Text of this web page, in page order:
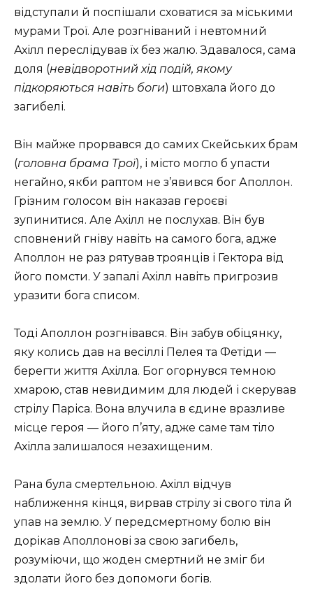
відступали й поспішали сховатися за міськими
мурами Трої. Але розгніваний і невтомний
Ахілл переслідував їх без жалю. Здавалося, сама
доля (невідворотний хід подій, якому
підкоряються навіть боги) штовхала його до
загибелі.
Він майже прорвався до самих Скейських брам
(головна брама Трої), і місто могло б упасти
негайно, якби раптом не з’явився бог Аполлон.
Грізним голосом він наказав героєві
зупинитися. Але Ахілл не послухав. Він був
сповнений гніву навіть на самого бога, адже
Аполлон не раз рятував троянців і Гектора від
його помсти. У запалі Ахілл навіть пригрозив
уразити бога списом.
Тоді Аполлон розгнівався. Він забув обіцянку,
яку колись дав на весіллі Пелея та Фетіди —
берегти життя Ахілла. Бог огорнувся темною
хмарою, став невидимим для людей і скерував
стрілу Паріса. Вона влучила в єдине вразливе
місце героя — його п’яту, адже саме там тіло
Ахілла залишалося незахищеним.
Рана була смертельною. Ахілл відчув
наближення кінця, вирвав стрілу зі свого тіла й
упав на землю. У передсмертному болю він
дорікав Аполлонові за свою загибель,
розуміючи, що жоден смертний не зміг би
здолати його без допомоги богів.